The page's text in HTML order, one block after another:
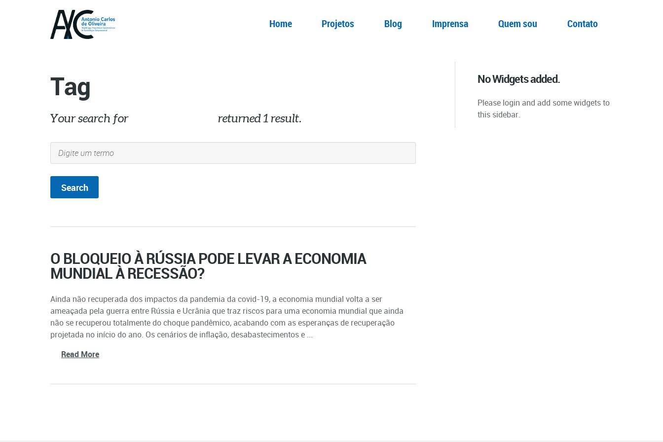
Home Projetos Blog Imprensa Quem sou Contato
Tag
Your search for returned 1 result.
O BLOQUEIO À RÚSSIA PODE LEVAR A ECONOMIA
MUNDIAL À RECESSÃO?
Ainda não recuperada dos impactos da pandemia da covid-19, a economia mundial volta a ser
ameaçada pela guerra entre Rússia e Ucrânia que traz riscos para uma economia mundial que ainda
não se recuperou totalmente do choque pandêmico, acabando com as esperanças de recuperação
projetada no início do ano. Os cenários de inflação, desabastecimentos e ...
Read More
No Widgets added.
Please login and add some widgets to
this sidebar.